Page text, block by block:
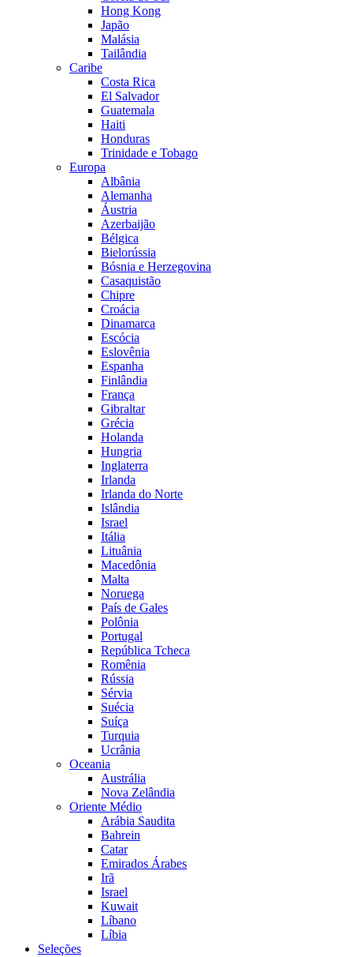
Hong Kong
Japão
Malásia
Tailândia
Caribe
Costa Rica
El Salvador
Guatemala
Haiti
Honduras
Trinidade e Tobago
Europa
Albânia
Alemanha
Áustria
Azerbaijão
Bélgica
Bielorússia
Bósnia e Herzegovina
Casaquistão
Chipre
Croácia
Dinamarca
Escócia
Eslovênia
Espanha
Finlândia
França
Gibraltar
Grécia
Holanda
Hungria
Inglaterra
Irlanda
Irlanda do Norte
Islândia
Israel
Itália
Lituânia
Macedônia
Malta
Noruega
País de Gales
Polônia
Portugal
República Tcheca
Romênia
Rússia
Sérvia
Suécia
Suíça
Turquia
Ucrânia
Oceania
Austrália
Nova Zelândia
Oriente Médio
Arábia Saudita
Bahrein
Catar
Emirados Árabes
Irã
Israel
Kuwait
Líbano
Líbia
Seleções